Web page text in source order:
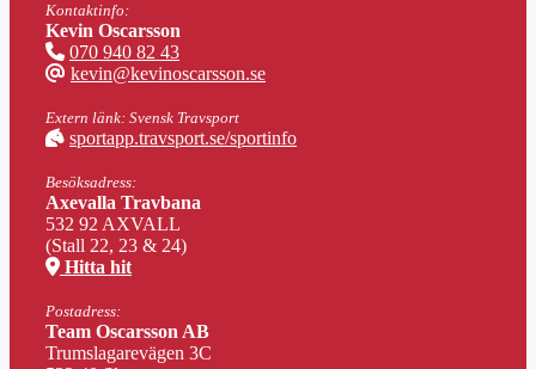
Kontaktinfo:
Kevin Oscarsson
070 940 82 43
kevin@kevinoscarsson.se
Extern länk: Svensk Travsport
sportapp.travsport.se/sportinfo
Besöksadress:
Axevalla Travbana
532 92 AXVALL
(Stall 22, 23 & 24)
Hitta hit
Postadress:
Team Oscarsson AB
Trumslagarevägen 3C